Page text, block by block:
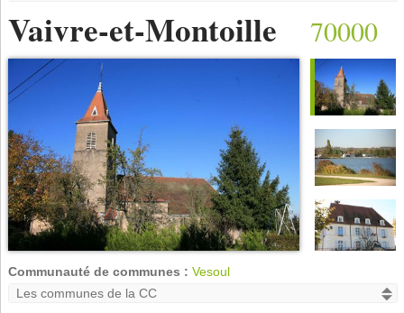
Vaivre-et-Montoille 70000
Communauté de communes : Vesoul